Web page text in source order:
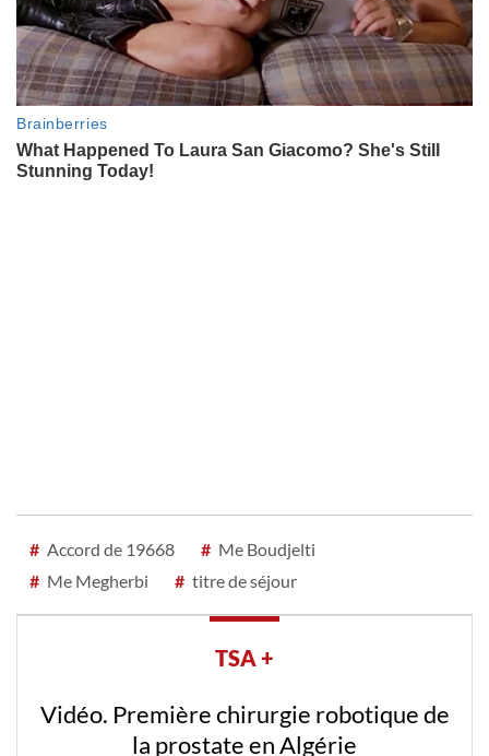
# Accord de 19668 # Me Boudjelti
# Me Megherbi # titre de séjour
TSA +
Vidéo. Première chirurgie robotique de
la prostate en Algérie